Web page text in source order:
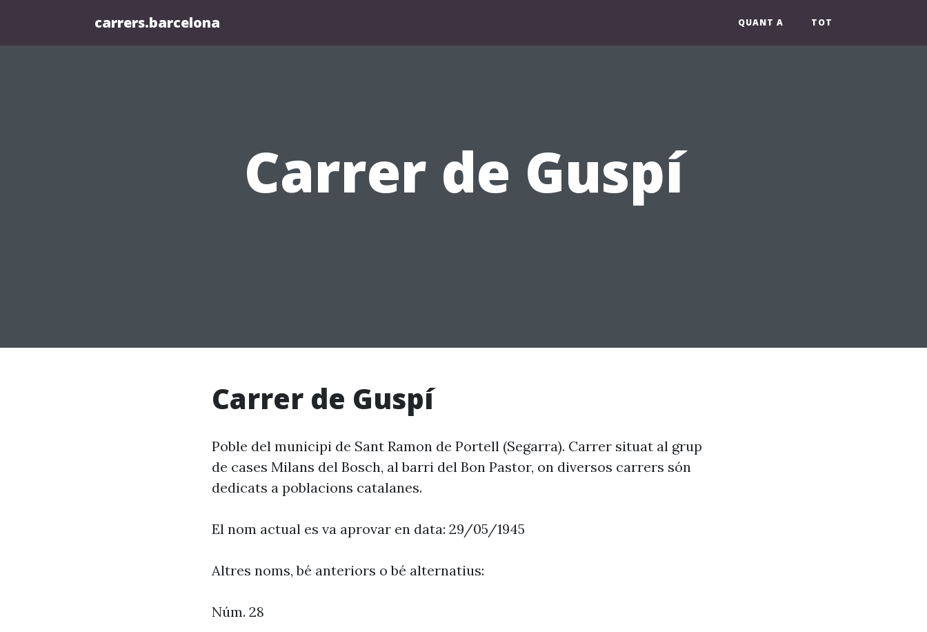
carrers.barcelona QUANT A TOT
Carrer de Guspí
Carrer de Guspí
Poble del municipi de Sant Ramon de Portell (Segarra). Carrer situat al grup
de cases Milans del Bosch, al barri del Bon Pastor, on diversos carrers són
dedicats a poblacions catalanes.
El nom actual es va aprovar en data: 29/05/1945
Altres noms, bé anteriors o bé alternatius:
Núm. 28